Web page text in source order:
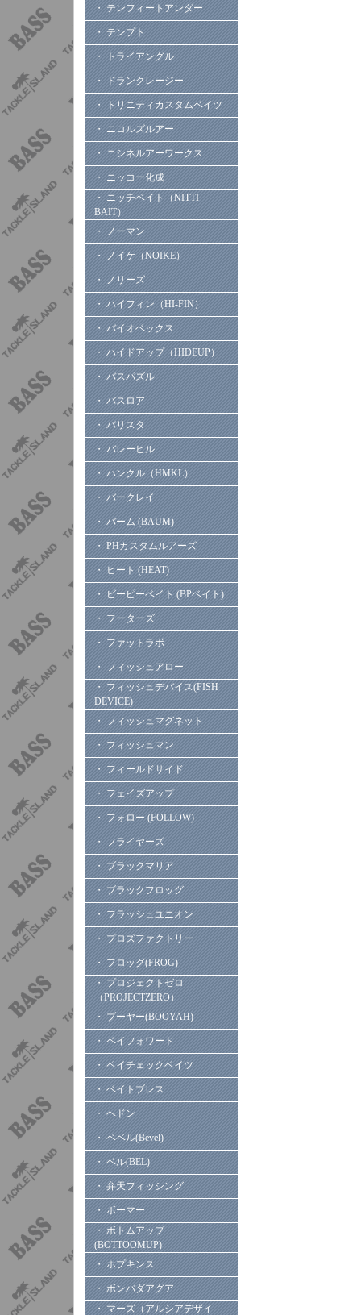
・ テンフィートアンダー
・ テンプト
・ トライアングル
・ ドランクレージー
・ トリニティカスタムベイツ
・ ニコルズルアー
・ ニシネルアーワークス
・ ニッコー化成
・ ニッチベイト（NITTI
BAIT）
・ ノーマン
・ ノイケ（NOIKE）
・ ノリーズ
・ ハイフィン（HI-FIN）
・ バイオベックス
・ ハイドアップ（HIDEUP）
・ バスパズル
・ バスロア
・ バリスタ
・ バレーヒル
・ ハンクル（HMKL）
・ バークレイ
・ バーム (BAUM)
・ PHカスタムルアーズ
・ ヒート (HEAT)
・ ビーピーベイト (BPベイト)
・ フーターズ
・ ファットラボ
・ フィッシュアロー
・ フィッシュデバイス(FISH
DEVICE)
・ フィッシュマグネット
・ フィッシュマン
・ フィールドサイド
・ フェイズアップ
・ フォロー (FOLLOW)
・ フライヤーズ
・ ブラックマリア
・ ブラックフロッグ
・ フラッシュユニオン
・ プロズファクトリー
・ フロッグ(FROG)
・ プロジェクトゼロ
（PROJECTZERO）
・ ブーヤー(BOOYAH)
・ ペイフォワード
・ ペイチェックベイツ
・ ベイトブレス
・ ヘドン
・ ベベル(Bevel)
・ ベル(BEL)
・ 弁天フィッシング
・ ボーマー
・ ボトムアップ
(BOTTOOMUP)
・ ホプキンス
・ ボンバダアグア
・ マーズ（アルシアデザイ